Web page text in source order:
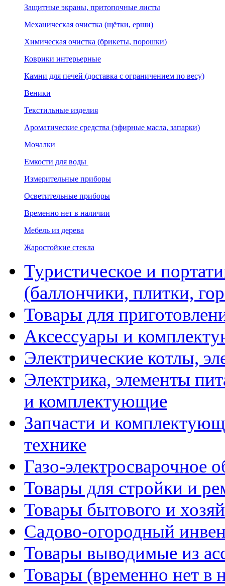
Защитные экраны, притопочные листы
Механическая очистка (щётки, ерши)
Химическая очистка (брикеты, порошки)
Коврики интерьерные
Камни для печей (доставка с ограничением по весу)
Веники
Текстильные изделия
Ароматические средства (эфирные масла, запарки)
Мочалки
Емкости для воды
Измерительные приборы
Осветительные приборы
Временно нет в наличии
Мебель из дерева
Жаростойкие стекла
Туристическое и
(баллончики, плитки,
Товары для
Аксессуары и
Электрические котлы,
Электрика, элементы
и комплектующие
Запчасти и
технике
Газо-электросварочное
Товары для стройки и
Товары бытового и
Садово-огородный
Товары выводимые из
Товары (временно нет в